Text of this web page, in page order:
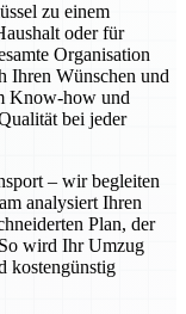
zu einem
oder für
Organisation
Ihren Wünschen und
Know-how und
bei jeder
– wir begleiten
analysiert Ihren
Plan, der
wird Ihr Umzug
kostengünstig